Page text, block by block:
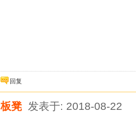
回复
板凳 发表于: 2018-08-22